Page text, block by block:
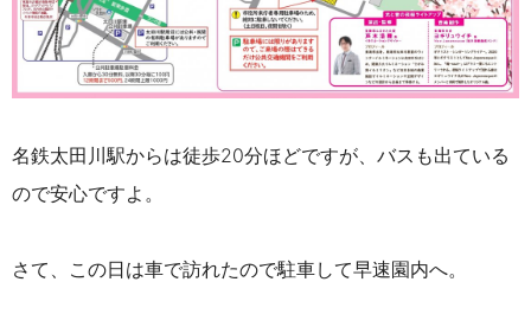
名鉄太田川駅からは徒歩20分ほどですが、バスも出ている
ので安心ですよ。
さて、この日は車で訪れたので駐車して早速園内へ。